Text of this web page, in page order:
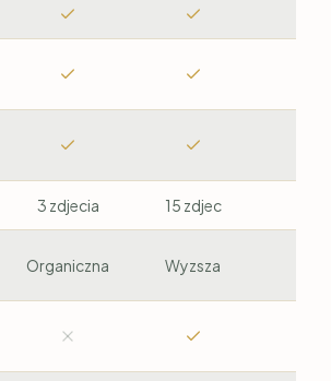
3 zdjecia 15 zdjec
Organiczna Wyzsza